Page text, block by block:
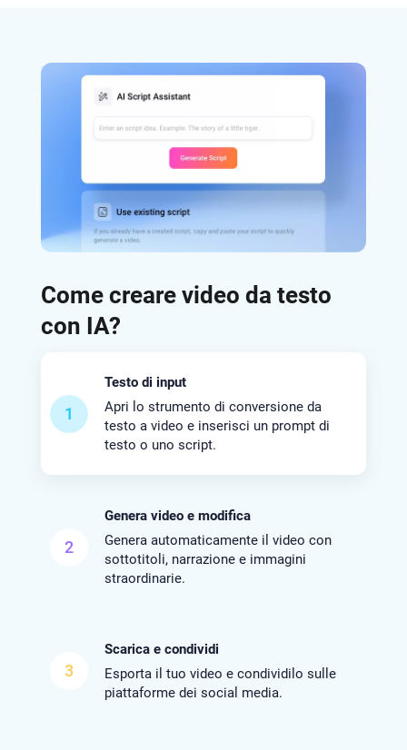
Come creare video da testo
con IA?
1
Testo di input
Apri lo strumento di conversione da
testo a video e inserisci un prompt di
testo o uno script.
2
Genera video e modifica
Genera automaticamente il video con
sottotitoli, narrazione e immagini
straordinarie.
3
Scarica e condividi
Esporta il tuo video e condividilo sulle
piattaforme dei social media.